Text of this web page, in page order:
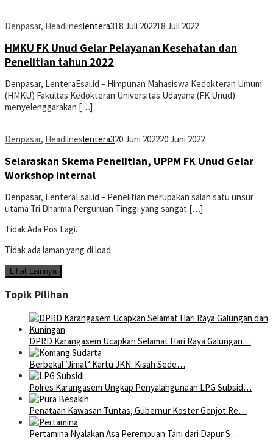
Denpasar, Headlineslentera318 Juli 202218 Juli 2022
HMKU FK Unud Gelar Pelayanan Kesehatan dan
Penelitian tahun 2022
Denpasar, LenteraEsai.id – Himpunan Mahasiswa Kedokteran Umum
(HMKU) Fakultas Kedokteran Universitas Udayana (FK Unud)
menyelenggarakan […]
Denpasar, Headlineslentera320 Juni 202220 Juni 2022
Selaraskan Skema Penelitian, UPPM FK Unud Gelar
Workshop Internal
Denpasar, LenteraEsai.id – Penelitian merupakan salah satu unsur
utama Tri Dharma Perguruan Tinggi yang sangat […]
Tidak Ada Pos Lagi.
Tidak ada laman yang di load.
Lihat Lainnya
Topik Pilihan
DPRD Karangasem Ucapkan Selamat Hari Raya Galungan…
Berbekal ‘Jimat’ Kartu JKN: Kisah Sede…
Polres Karangasem Ungkap Penyalahgunaan LPG Subsid…
Penataan Kawasan Tuntas, Gubernur Koster Genjot Re…
Pertamina Nyalakan Asa Perempuan Tani dari Dapur S…